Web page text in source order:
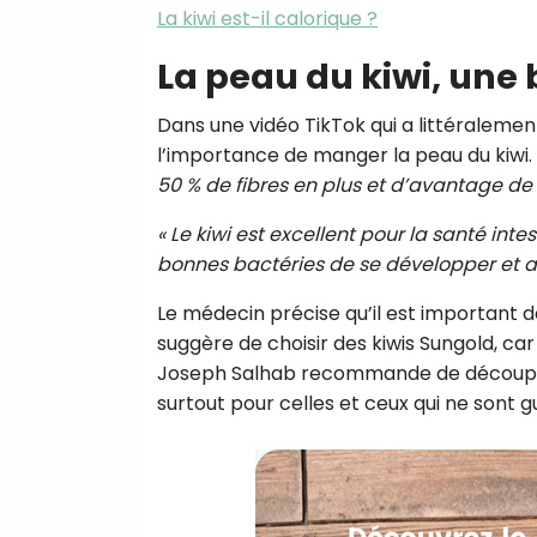
La kiwi est-il calorique ?
La peau du kiwi,
Dans une vidéo TikTok qui a
l’importance de manger la peau du kiwi.
50 % de fibres en plus et d’avantage
« Le kiwi est excellent pour la santé
bonnes bactéries de se développer et
Le médecin précise qu’il est important
suggère de choisir des kiwis Sungold,
Joseph Salhab recommande de
surtout pour celles et ceux qui ne sont